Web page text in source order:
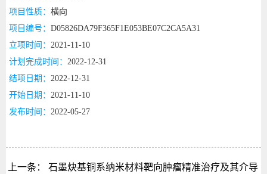
项目性质： 横向
项目编号： D05826DA79F365F1E053BE07C2CA5A31
立项时间： 2021-11-10
计划完成时间： 2022-12-31
结项日期： 2022-12-31
开始日期： 2021-11-10
发布时间： 2022-05-27
上一条：
石墨炔基铜系纳米材料靶向肿瘤精准治疗及其介导